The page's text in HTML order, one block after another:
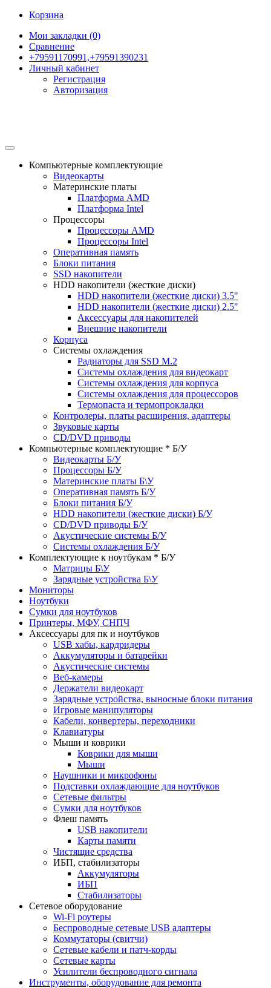
Корзина
Мои закладки (0)
Сравнение
+79591170991,+79591390231
Личный кабинет
Регистрация
Авторизация
Компьютерные комплектующие
Видеокарты
Материнские платы
Платформа AMD
Платформа Intel
Процессоры
Процессоры AMD
Процессоры Intel
Оперативная память
Блоки питания
SSD накопители
HDD накопители (жесткие диски)
HDD накопители (жесткие диски) 3.5"
HDD накопители (жесткие диски) 2.5"
Аксессуары для накопителей
Внешние накопители
Корпуса
Системы охлаждения
Радиаторы для SSD M.2
Системы охлаждения для видеокарт
Системы охлаждения для корпуса
Системы охлаждения для процессоров
Термопаста и термопрокладки
Контролеры, платы расширения, адаптеры
Звуковые карты
CD/DVD приводы
Компьютерные комплектующие * Б/У
Видеокарты Б/У
Процессоры Б/У
Материнские платы Б\У
Оперативная память Б/У
Блоки питания Б/У
HDD накопители (жесткие диски) Б/У
CD/DVD приводы Б/У
Акустические системы Б/У
Системы охлаждения Б/У
Комплектующие к ноутбукам * Б/У
Матрицы Б\У
Зарядные устройства Б\У
Мониторы
Ноутбуки
Сумки для ноутбуков
Принтеры, МФУ, СНПЧ
Аксессуары для пк и ноутбуков
USB хабы, кардридеры
Аккумуляторы и батарейки
Акустические системы
Веб-камеры
Держатели видеокарт
Зарядные устройства, выносные блоки питания
Игровые манипуляторы
Кабели, конвертеры, переходники
Клавиатуры
Мыши и коврики
Коврики для мыши
Мыши
Наушники и микрофоны
Подставки охлаждающие для ноутбуков
Сетевые фильтры
Сумки для ноутбуков
Флеш память
USB накопители
Карты памяти
Чистящие средства
ИБП, стабилизаторы
Аккумуляторы
ИБП
Стабилизаторы
Сетевое оборудование
Wi-Fi роутеры
Беспроводные сетевые USB адаптеры
Коммутаторы (свитчи)
Сетевые кабели и патч-корды
Сетевые карты
Усилители беспроводного сигнала
Инструменты, оборудование для ремонта